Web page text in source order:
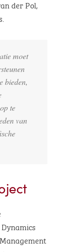
der Pol,
moet
bieden,
te
van